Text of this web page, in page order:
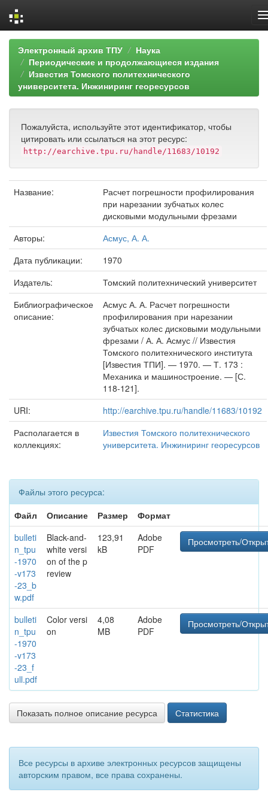
Skip
navigation
Электронный архив ТПУ
Наука
Периодические и продолжающиеся издания
Известия Томского политехнического
университета. Инжиниринг георесурсов
Пожалуйста, используйте этот идентификатор, чтобы
цитировать или ссылаться на этот ресурс:
http://earchive.tpu.ru/handle/11683/10192
Название:
Расчет погрешности профилирования
при нарезании зубчатых колес
дисковыми модульными фрезами
Авторы:
Асмус, А. А.
Дата публикации:
1970
Издатель:
Томский политехнический университет
Библиографическое
описание:
Асмус А. А. Расчет погрешности
профилирования при нарезании
зубчатых колес дисковыми модульными
фрезами / А. А. Асмус // Известия
Томского политехнического института
[Известия ТПИ]. — 1970. — Т. 173 :
Механика и машиностроение. — [С.
118-121].
URI:
http://earchive.tpu.ru/handle/11683/10192
Располагается в
коллекциях:
Известия Томского политехнического
университета. Инжиниринг георесурсов
Файлы этого ресурса:
Файл
Описание Размер
Формат
bulleti
n_tpu
-1970
-v173
-23_b
w.pdf
Black-and-
white versi
on of the p
review
123,91
kB
Adobe
PDF
Просмотреть/
bulleti
n_tpu
-1970
-v173
-23_f
ull.pdf
Color versi
on
4,08
MB
Adobe
PDF
Просмотреть/
Показать полное описание ресурса Статистика
Все ресурсы в архиве электронных ресурсов защищены
авторским правом, все права сохранены.